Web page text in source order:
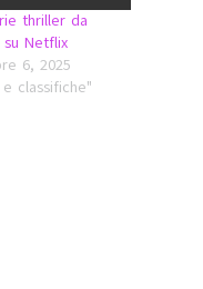
thriller da
Netflix
6, 2025
classifiche"